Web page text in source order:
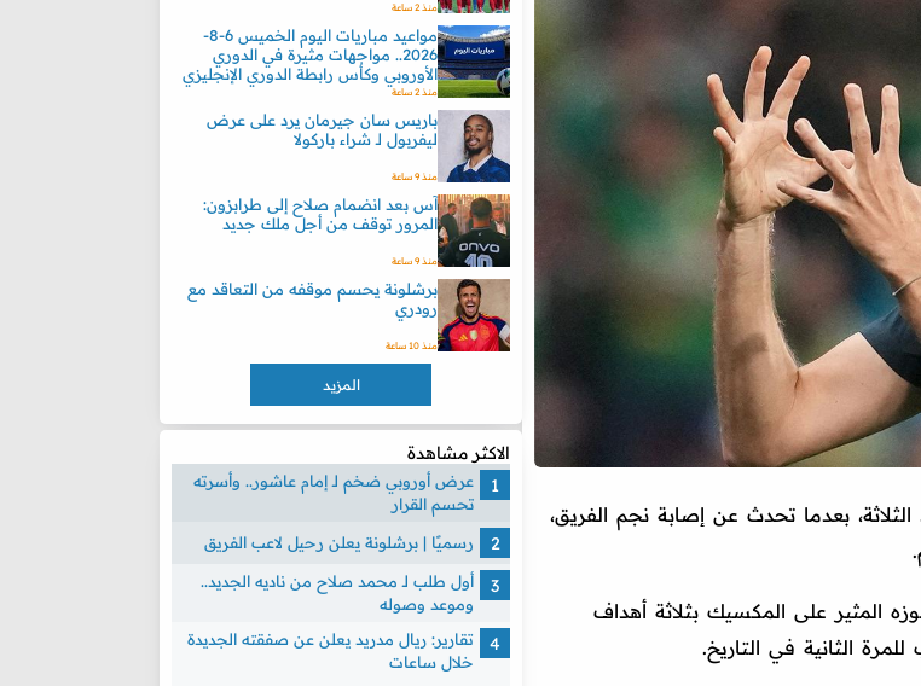
بعدما تحدث عن إصابة نجم الفريق،
المثير على المكسيك بثلاثة أهداف
الثانية في التاريخ.
منذ 2 ساعة
مواعيد مباريات اليوم الخميس 6-8-
2026.. مواجهات مثيرة في الدوري
الأوروبي وكأس رابطة الدوري الإنجليزي
منذ 2 ساعة
باريس سان جيرمان يرد على عرض
ليفربول لـ شراء باركولا
منذ 9 ساعة
آس بعد انضمام صلاح إلى طرابزون:
المرور توقف من أجل ملك جديد
منذ 9 ساعة
برشلونة يحسم موقفه من التعاقد مع
رودري
منذ 10 ساعة
المزيد
الاكثر مشاهدة
عرض أوروبي ضخم لـ إمام عاشور.. وأسرته
تحسم القرار
رسميًا | برشلونة يعلن رحيل لاعب الفريق
أول طلب لـ محمد صلاح من ناديه الجديد..
وموعد وصوله
تقارير: ريال مدريد يعلن عن صفقته الجديدة
خلال ساعات